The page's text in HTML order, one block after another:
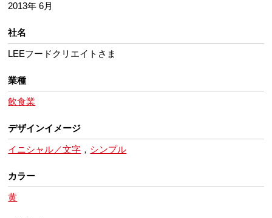
2013年 6月
社名
LEEフードクリエイトさま
業種
飲食業
デザインイメージ
イニシャル／文字 ， シンプル
カラー
黄